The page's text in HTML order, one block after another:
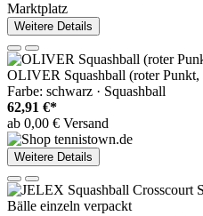
Marktplatz
Weitere Details
OLIVER Squashball (roter
Farbe: schwarz · Squashball
62,91 €*
ab 0,00 € Versand
Weitere Details